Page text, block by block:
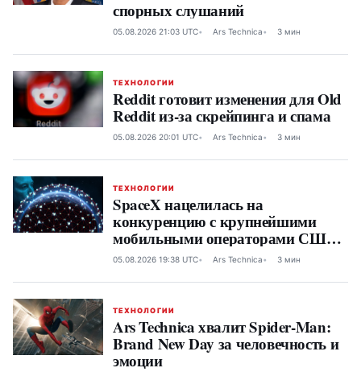
спорных слушаний
05.08.2026 21:03 UTC Ars Technica 3 мин
ТЕХНОЛОГИИ
Reddit готовит изменения для Old
Reddit из-за скрейпинга и спама
05.08.2026 20:01 UTC Ars Technica 3 мин
ТЕХНОЛОГИИ
SpaceX нацелилась на
конкуренцию с крупнейшими
мобильными операторами США
через Starlink Mobile
05.08.2026 19:38 UTC Ars Technica 3 мин
ТЕХНОЛОГИИ
Ars Technica хвалит Spider-Man:
Brand New Day за человечность и
эмоции